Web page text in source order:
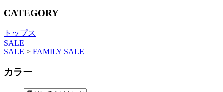
CATEGORY
トップス
SALE
SALE > FAMILY SALE
カラー